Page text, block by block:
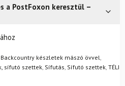
a PostFoxon keresztül –
Semmi gond – a terméket
napon belül, indoklás nélkül.
Backcountry készletek mászó övvel,
sífutó szettek, Sífutás, Sífutó szettek, TÉLI